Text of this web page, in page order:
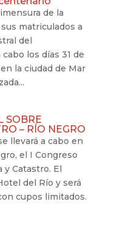
de la
matriculados a
del
los días 31 de
la ciudad de Mar
SOBRE
– RÍO NEGRO
llevará a cabo en
el I Congreso
Catastro. El
del Río y será
cupos limitados.